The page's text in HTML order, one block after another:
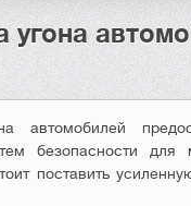
угона
автомобилей
безопасности
поставить